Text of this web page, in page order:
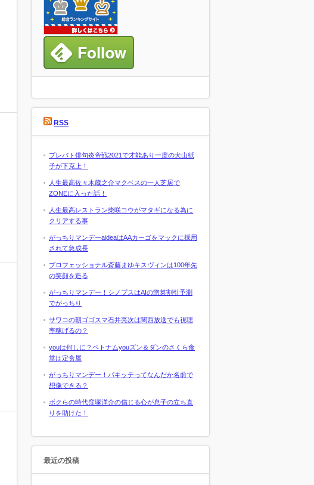
RSS
プレバト俳句炎帝戦2021で才能あり一度の犬山紙
子が下克上！
人生最高佐々木蔵之介マクベスの一人芝居で
ZONEに入った話！
人生最高レストラン柴咲コウがマタギになる為に
クリアする事
がっちりマンデーaideaはAAカーゴをマックに採用
されて急成長
プロフェッショナル斎藤まゆキスヴィンは100年先
の笑顔を造る
がっちりマンデー！シノプスはAIの惣菜割引予測
でがっちり
サワコの朝ゴゴスマ石井亮次は関西放送でも視聴
率稼げるの？
youは何しに？ベトナムyouズン＆ダンのさくら食
堂は定食屋
がっちりマンデー！パキッテってなんだか名前で
想像できる？
ボクらの時代窪塚洋介の信じる心が息子の立ち直
りを助けた！
最近の投稿